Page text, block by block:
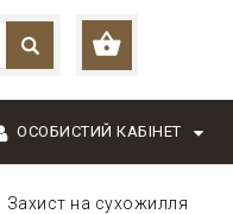
ОСОБИСТИЙ КАБІНЕТ
Захист на сухожилля